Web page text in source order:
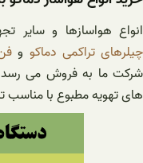
انواع هواسازها و سایر
چیلرهای تراکمی دماکو و
شرکت ما به فروش می
های تهویه مطبوع با مناسب